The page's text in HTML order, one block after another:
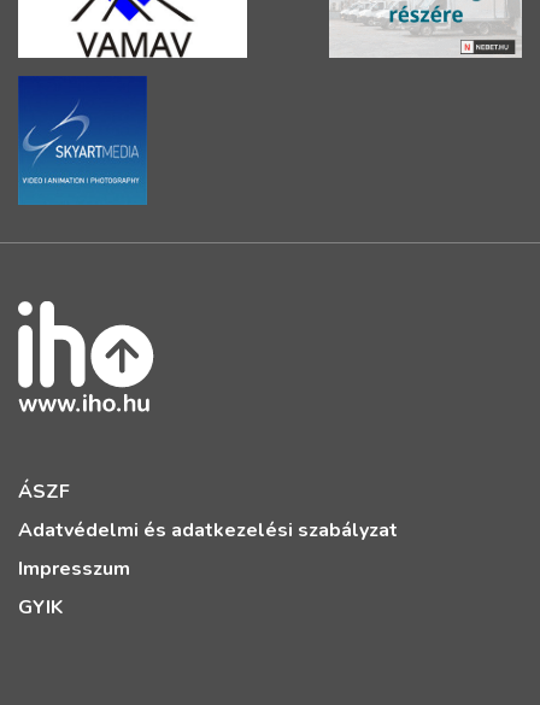
ÁSZF
Adatvédelmi és adatkezelési szabályzat
Impresszum
GYIK